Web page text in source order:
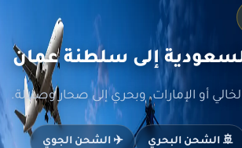
إلى سلطنة عمان
أو الإمارات، وبحري إلى صحار وصلالة.
🚢 الشحن البحري ✈️ الشحن الجوي